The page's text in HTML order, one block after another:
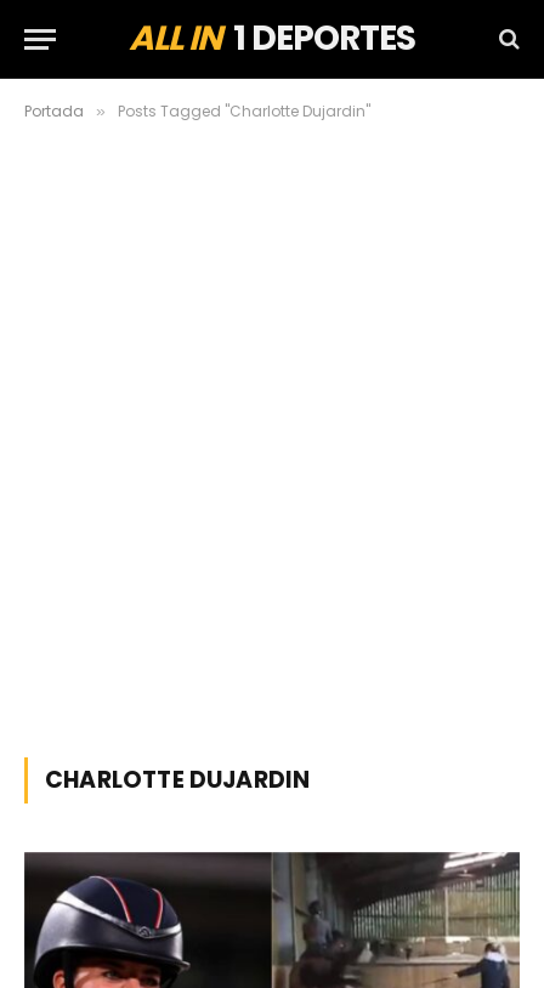
ALL IN1 DEPORTES
Portada » Posts Tagged "Charlotte Dujardin"
CHARLOTTE DUJARDIN